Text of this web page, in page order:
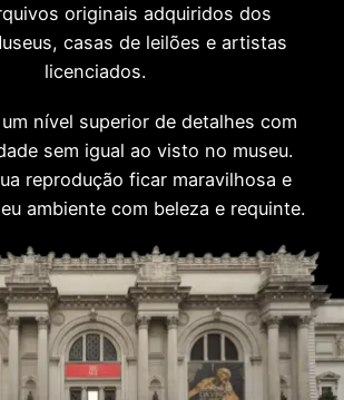
originais adquiridos dos
casas de leilões e artistas
licenciados.
nível superior de detalhes com
sem igual ao visto no museu.
reprodução ficar maravilhosa e
ambiente com beleza e requinte.